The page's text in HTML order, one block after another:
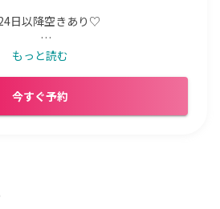
日以降空きあり♡
ご新規様の
せだけでもお気軽に♡♡
徒歩4分／西新宿駅7分／新宿西口
もっと読む
今すぐ予約